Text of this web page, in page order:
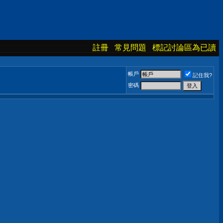
註冊 常見問題 標記討論區為已讀
帳戶
記住我?
密碼